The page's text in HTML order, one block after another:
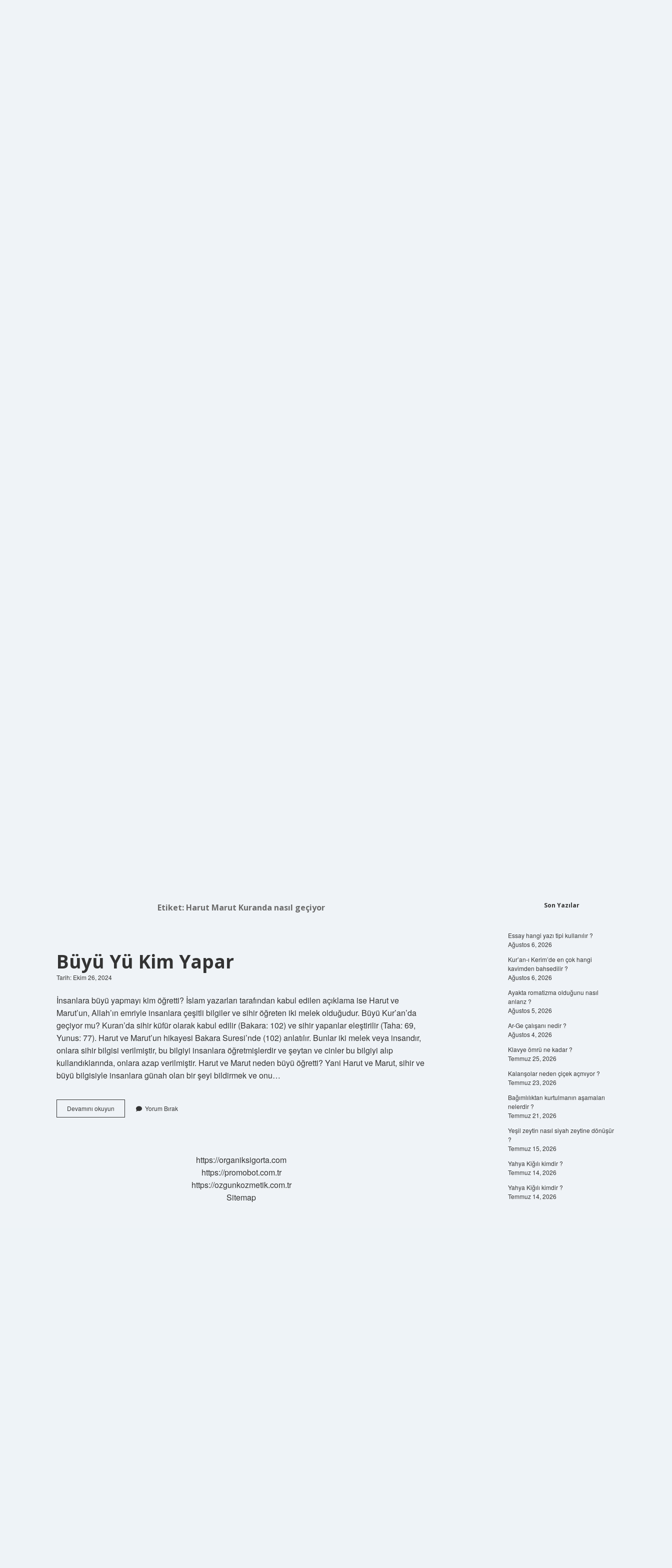
Etiket: Harut Marut Kuranda nasıl geçiyor
Büyü Yü Kim Yapar
Tarih: Ekim 26, 2024
İnsanlara büyü yapmayı kim öğretti? İslam yazarları tarafından kabul edilen açıklama ise Harut ve
Marut’un, Allah’ın emriyle insanlara çeşitli bilgiler ve sihir öğreten iki melek olduğudur. Büyü Kur’an’da
geçiyor mu? Kuran’da sihir küfür olarak kabul edilir (Bakara: 102) ve sihir yapanlar eleştirilir (Taha: 69,
Yunus: 77). Harut ve Marut’un hikayesi Bakara Suresi’nde (102) anlatılır. Bunlar iki melek veya insandır,
onlara sihir bilgisi verilmiştir, bu bilgiyi insanlara öğretmişlerdir ve şeytan ve cinler bu bilgiyi alıp
kullandıklarında, onlara azap verilmiştir. Harut ve Marut neden büyü öğretti? Yani Harut ve Marut, sihir ve
büyü bilgisiyle insanlara günah olan bir şeyi bildirmek ve onu…
Devamını okuyun
Yü
Yorum Bırak
https://organiksigorta.com
https://promobot.com.tr
https://ozgunkozmetik.com.tr
Sitemap
Son Yazılar
Essay hangi yazı tipi kullanılır ?
Ağustos 6, 2026
Kur’an-ı Kerim’de en çok hangi
kavimden bahsedilir ?
Ağustos 6, 2026
Ayakta romatizma olduğunu nasıl
anlarız ?
Ağustos 5, 2026
Ar-Ge çalışanı nedir ?
Ağustos 4, 2026
Klavye ömrü ne kadar ?
Temmuz 25, 2026
Kalanşolar neden çiçek açmıyor ?
Temmuz 23, 2026
Bağımlılıktan kurtulmanın aşamaları
nelerdir ?
Temmuz 21, 2026
Yeşil zeytin nasıl siyah zeytine dönüşür
?
Temmuz 15, 2026
Yahya Kiğılı kimdir ?
Temmuz 14, 2026
Yahya Kiğılı kimdir ?
Temmuz 14, 2026